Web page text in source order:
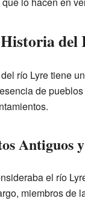
río Lyre tiene
de
Antiguos
el río
miembros de